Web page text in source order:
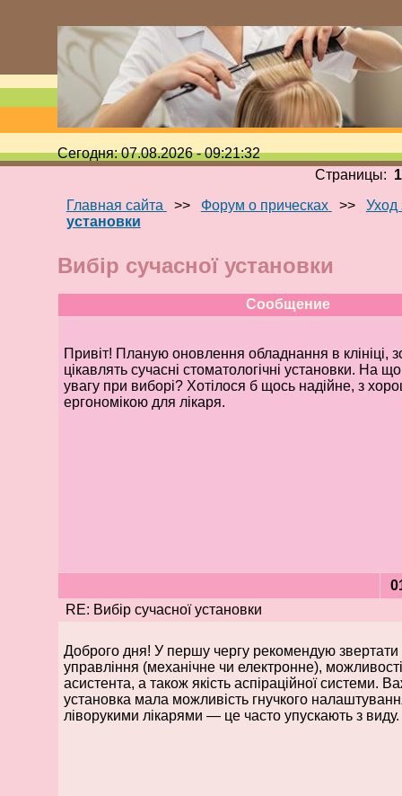
Сегодня: 07.08.2026 - 09:21:32
Страницы: 1
Главная сайта
>> Форум о прическах >> Уход
установки
Вибір сучасної установки
Сообщение
Привіт! Планую оновлення обладнання в клініці,
цікавлять сучасні стоматологічні установки. На
увагу при виборі? Хотілося б щось надійне, з
ергономікою для лікаря.
RE: Вибір сучасної установки
Доброго дня! У першу чергу рекомендую звертати
управління (механічне чи електронне),
асистента, а також якість аспіраційної системи.
установка мала можливість гнучкого
ліворукими лікарями — це часто упускають з виду.